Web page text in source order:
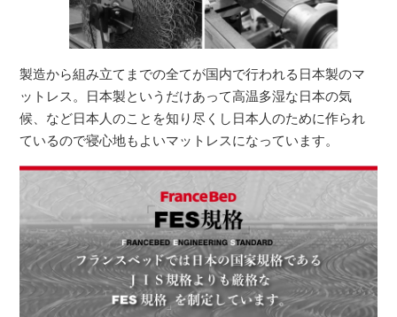
製造から組み立てまでの全てが国内で行われる日本製のマ
ットレス。日本製というだけあって高温多湿な日本の気
候、など日本人のことを知り尽くし日本人のために作られ
ているので寝心地もよいマットレスになっています。